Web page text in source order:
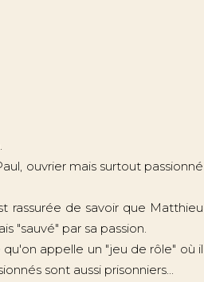
ouvrier mais surtout passionné
rassurée de savoir que Matthieu
"sauvé" par sa passion.
appelle un "jeu de rôle" où il
sont aussi prisonniers...